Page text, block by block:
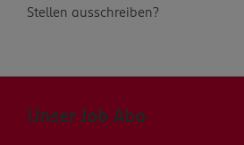
Stellen ausschreiben?
Unser Job Abo